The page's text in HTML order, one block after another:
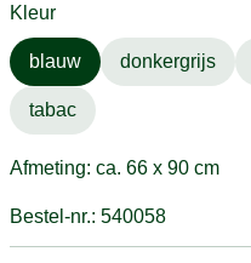
Kleur
blauw donkergrijs
tabac
Afmeting: ca. 66 x 90 cm
Bestel-nr.: 540058